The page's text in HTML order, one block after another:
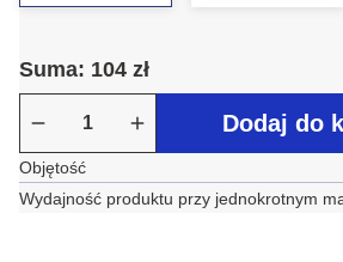
Suma: 104 zł
Dodaj do
Objętość
Wydajność produktu przy jednokrotnym